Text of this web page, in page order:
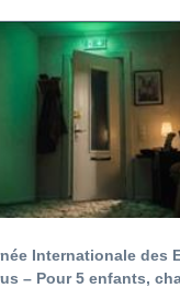
Internationale des
– Pour 5 enfants,